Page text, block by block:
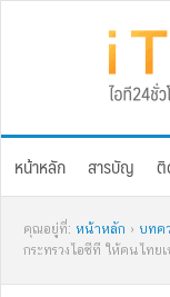
หน้าหลัก สารบัญ
คุณอยู่ที่: หน้าหลัก › บทค
กระทรวงไอซีที ให้คนไทย